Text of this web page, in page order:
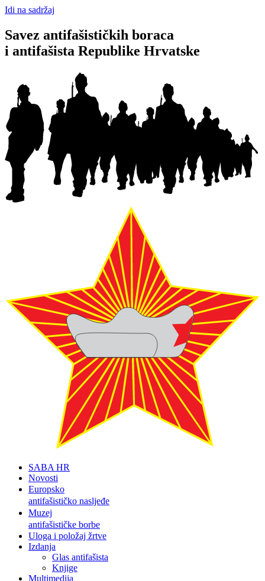
Idi na sadržaj
Savez antifašističkih boraca
i antifašista Republike Hrvatske
SABA HR
Novosti
Europsko
antifašističko nasljeđe
Muzej
antifašističke borbe
Uloga i položaj žrtve
Izdanja
Glas antifašista
Knjige
Multimedija